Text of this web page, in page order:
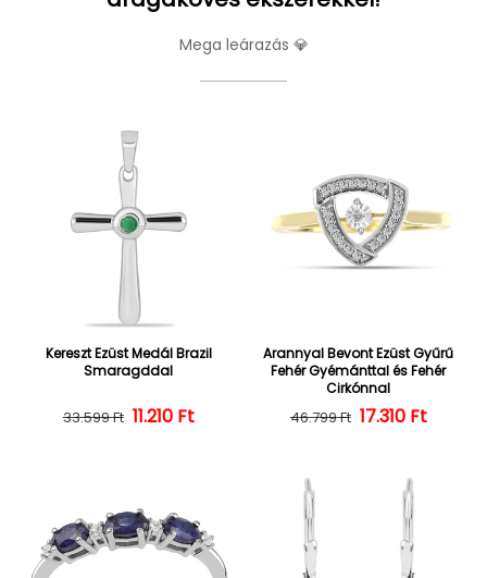
Mega leárazás 💎
Kereszt Ezüst Medál Brazil
Smaragddal
Normál ár
33.599 Ft Kedvezményes ár
11.210 Ft
Arannyal Bevont Ezüst Gyűrű
Fehér Gyémánttal és Fehér
Cirkónnal
Normál ár
46.799 Ft 17.310 Ft